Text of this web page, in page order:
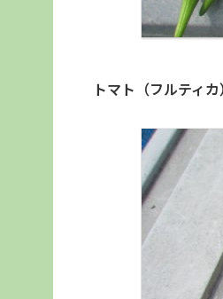
トマト（フルティ